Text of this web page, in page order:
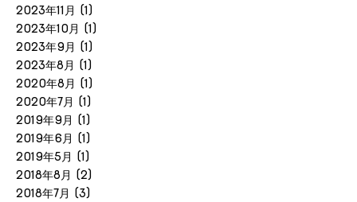
2023年11月 (1)
2023年10月 (1)
2023年9月 (1)
2023年8月 (1)
2020年8月 (1)
2020年7月 (1)
2019年9月 (1)
2019年6月 (1)
2019年5月 (1)
2018年8月 (2)
2018年7月 (3)